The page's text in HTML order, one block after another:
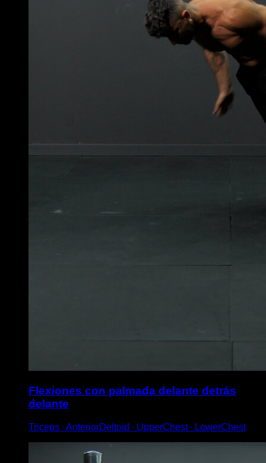
Flexiones con palmada delante detrás
delante
Triceps ∙ AnteriorDeltoid ∙ UpperChest ∙ LowerChest